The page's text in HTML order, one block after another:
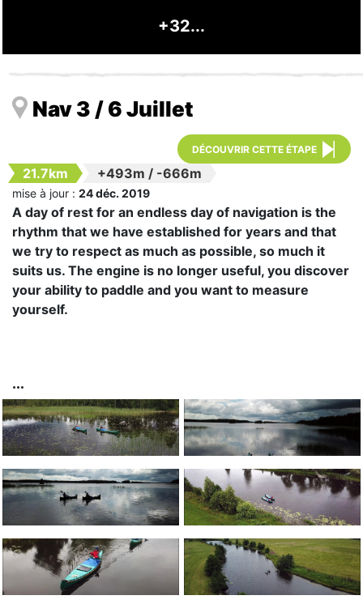
+32...
Nav 3 / 6 Juillet
DÉCOUVRIR CETTE ÉTAPE
21.7km +493m / -666m
mise à jour : 24 déc. 2019
A day of rest for an endless day of navigation is the
rhythm that we have established for years and that
we try to respect as much as possible, so much it
suits us. The engine is no longer useful, you discover
your ability to paddle and you want to measure
yourself.